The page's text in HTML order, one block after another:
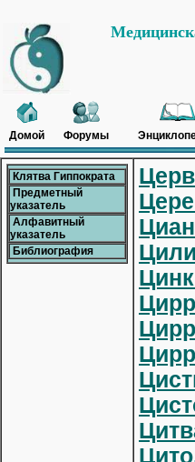
Домой Форумы
Клятва Гиппократа
Предметный
указатель
Алфавитный
указатель
Библиография